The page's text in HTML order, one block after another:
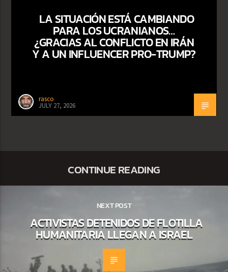
LA SITUACIÓN ESTÁ CAMBIANDO
PARA LOS UCRANIANOS…
¿GRACIAS AL CONFLICTO EN IRÁN
Y A UN INFLUENCER PRO-TRUMP?
rasco
JULY 27, 2026
CONTINUE READING
NEXT POST
ACTIVISTAS DETENIDOS DE FLOTILLA
HUMANITARIA LLEGAN A ISRAEL